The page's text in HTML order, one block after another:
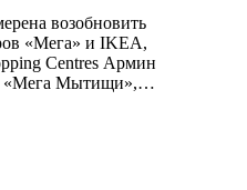
возобновить
«Мега» и IKEA,
Centres Армин
«Мега Мытищи»,…